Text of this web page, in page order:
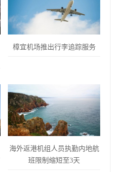
樟宜机场推出行李追踪服务
海外返港机组人员执勤内地航
班限制缩短至3天